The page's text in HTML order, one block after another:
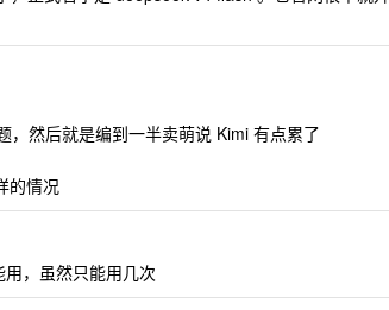
，然后就是编到一半卖萌说 Kimi 有点累了
的情况
，虽然只能用几次